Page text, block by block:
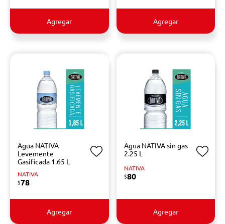
Agregar Agregar
Agua NATIVA
Levemente
Gasificada 1.65 L
NATIVA
$78
Agregar
Agua NATIVA sin gas
2.25 L
NATIVA
$80
Agregar